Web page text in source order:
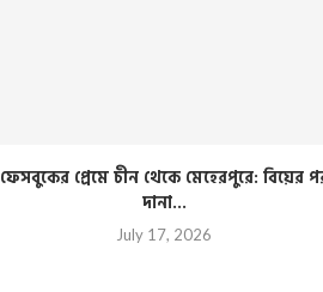
ফেসবুকের প্রেমে চীন থেকে মেহেরপুরে: বিয়ের
দানা...
July 17, 2026